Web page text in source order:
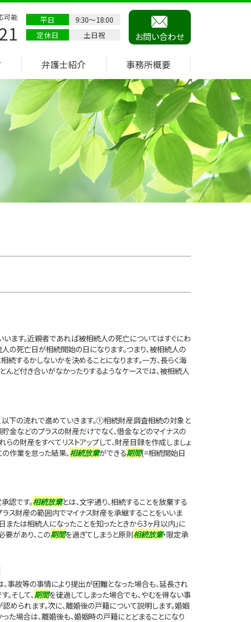
可能 平日
9:30～18:00
定休日
土日祝 お問い合わせ
弁護士紹介 事務所概要
います。近親者であれば被相続人の死亡についてはすぐにわ
の死亡日が相続開始の日になります。つまり、被相続人の
続するかしないかを決めることになります。一方、長らく海
んど付き合いがなかったりするようなケースでは、被相続人
以下の流れで進めていきます。①相続財産調査相続の対象と
金などのプラスの財産だけでなく、借金などのマイナスの
らの財産をすべてリストアップして、財産目録を作成しましょ
の作業を怠った結果、相続放棄ができる期間(=相続開始日
認です。相続放棄とは、文字通り、相続することを放棄する
ラス財産の範囲内でマイナス財産を承継することをいいま
日または相続人になったことを知ったときから3ヶ月以内」に
があり、この期間を過ぎてしまうと原則相続放棄・限定承
、事故等の事情により提出が困難となった場合も、延長され
そして、期間を徒過してしまった場合でも、やむを得ない事
められます。次に、離婚後の戸籍について説明します。婚姻
た場合は、離婚後も、婚姻時の戸籍にとどまることになり